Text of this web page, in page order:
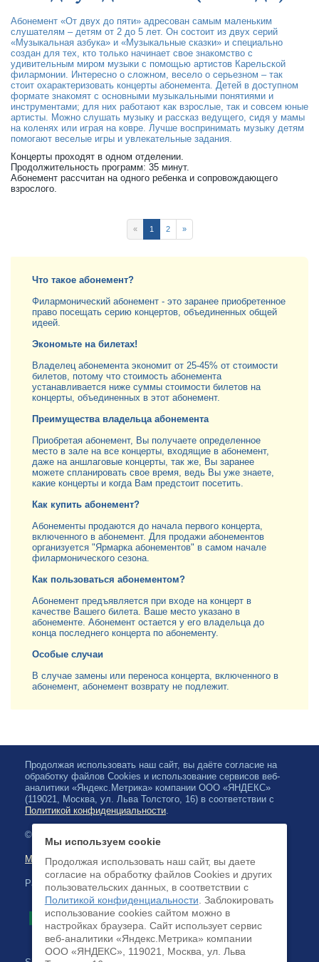
Что такое абонемент?
Филармонический абонемент - это заранее приобретенное
право посещать серию концертов, объединенных общей
идеей.
Экономьте на билетах!
Владелец абонемента экономит от 25-45% от стоимости
билетов, потому что стоимость абонемента
устанавливается ниже суммы стоимости билетов на
концерты, объединенных в этот абонемент.
Преимущества владельца абонемента
Приобретая абонемент, Вы получаете определенное
место в зале на все концерты, входящие в абонемент,
даже на аншлаговые концерты, так же, Вы заранее
можете спланировать свое время, ведь Вы уже знаете,
какие концерты и когда Вам предстоит посетить.
Как купить абонемент?
Абонементы продаются до начала первого концерта,
включенного в абонемент. Для продажи абонементов
организуется "Ярмарка абонементов" в самом начале
филармонического сезона.
Как пользоваться абонементом?
Абонемент предъявляется при входе на концерт в
качестве Вашего билета. Ваше место указано в
абонементе. Абонемент остается у его владельца до
конца последнего концерта по абонементу.
Особые случаи
В случае замены или переноса концерта, включенного в
абонемент, абонемент возврату не подлежит.
Абонемент «От двух до пяти» адресован самым маленьким
слушателям – детям от 2 до 5 лет. Он состоит из двух серий
«Музыкальная азбука» и «Музыкальные сказки» и специально
создан для тех, кто только начинает свое знакомство с
удивительным миром музыки с помощью артистов Карельской
филармонии. Интересно о сложном, весело о серьезном – так
стоит охарактеризовать концерты абонемента. Детей в доступном
формате знакомят с основными музыкальными понятиями и
инструментами; для них работают как взрослые, так и совсем юные
артисты. Можно слушать музыку и рассказ ведущего, сидя у мамы
на коленях или играя на ковре. Лучше воспринимать музыку детям
помогают веселые игры и увлекательные задания.
Концерты проходят в одном отделении.
Продолжительность программ: 35 минут.
Абонемент рассчитан на одного ребенка и сопровождающего
взрослого.
« 1 2 »
Продолжая использовать наш сайт, вы даёте согласие на
обработку файлов Cookies и использование сервисов веб-
аналитики «Яндекс.Метрика» компании ООО «ЯНДЕКС»
(119021, Москва, ул. Льва Толстого, 16) в соответствии с
Политикой конфиденциальности.
© 2026, Karelian State Philharmonic
Map of site
Payment by credit cards available
Мы используем cookie
Продолжая использовать наш сайт, вы даете
согласие на обработку файлов Cookies и других
пользовательских данных, в соответствии с
Политикой конфиденциальности . Заблокировать
использование cookies сайтом можно в
настройках браузера. Cайт использует сервис
веб-аналитики «Яндекс.Метрика» компании
ООО «ЯНДЕКС», 119021, Москва, ул. Льва